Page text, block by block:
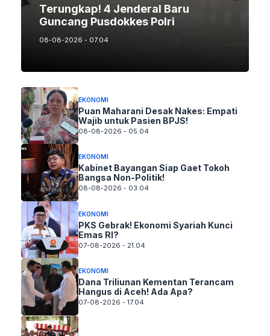
Terungkap! 4 Jenderal Baru
Guncang Pusdokkes Polri
08-08-2026 - 07.04
EKONOMI
Puan Maharani Desak Nakes: Empati
Wajib untuk Pasien BPJS!
08-08-2026 - 05.04
EKONOMI
Kabinet Bayangan Siap Gaet Tokoh
Bangsa Non-Politik!
08-08-2026 - 03.04
EKONOMI
PKS Gebrak! Ekonomi Syariah Kunci
Emas RI?
07-08-2026 - 21.04
EKONOMI
Dana Triliunan Kementan Terancam
Hangus di Aceh! Ada Apa?
07-08-2026 - 17.04